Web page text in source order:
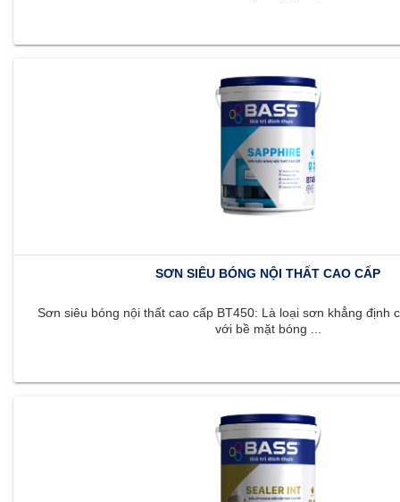
SƠN SIÊU BÓNG NỘI THẤT CAO CẤP
Sơn siêu bóng nội thất cao cấp BT450: Là loại sơn khẳng định
với bề mặt bóng ...